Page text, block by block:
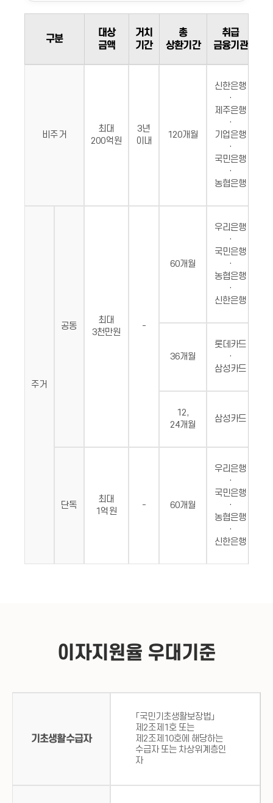
구분
대상
금액
거치
기간
총
상환기간
취급
금융기관
비주거
최대
200억원
3년
이내
120개월
신한은행
·
제주은행
·
기업은행
·
국민은행
·
농협은행
주거
공동
최대
3천만원
-
60개월
우리은행
·
국민은행
·
농협은행
·
신한은행
36개월
롯데카드
·
삼성카드
12,
24개월
삼성카드
단독
최대
1억원
- 60개월
우리은행
·
국민은행
·
농협은행
·
신한은행
이자지원율 우대기준
기초생활수급자
「국민기초생활보장법」
제2조제1호 또는
제2조제10호에 해당하는
수급자 또는 차상위계층인
자